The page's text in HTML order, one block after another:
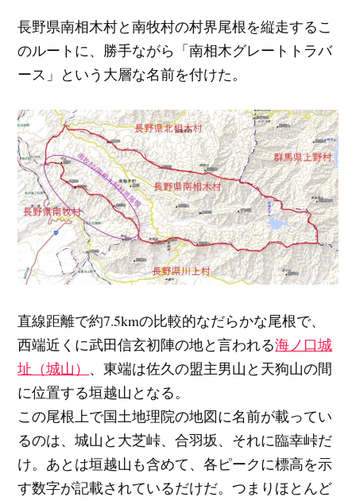
長野県南相木村と南牧村の村界尾根を縦走するこ
のルートに、勝手ながら「南相木グレートトラバ
ース」という大層な名前を付けた。
直線距離で約7.5kmの比較的なだらかな尾根で、
西端近くに武田信玄初陣の地と言われる海ノ口城
址（城山） 、東端は佐久の盟主男山と天狗山の間
に位置する垣越山となる。
この尾根上で国土地理院の地図に名前が載ってい
るのは、城山と大芝峠、合羽坂、それに臨幸峠だ
け。あとは垣越山も含めて、各ピークに標高を示
す数字が記載されているだけだ。つまりほとんど